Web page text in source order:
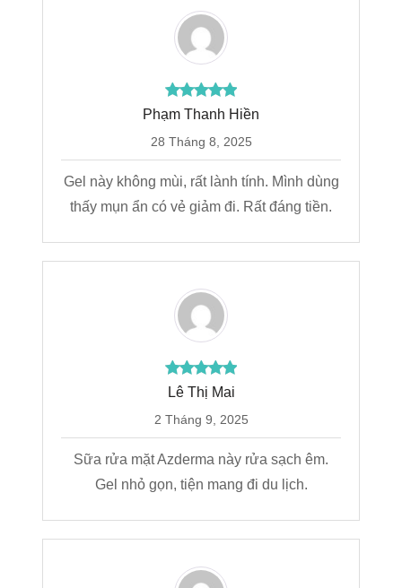
Phạm Thanh Hiền
28 Tháng 8, 2025
Gel này không mùi, rất lành tính. Mình dùng
thấy mụn ẩn có vẻ giảm đi. Rất đáng tiền.
Lê Thị Mai
2 Tháng 9, 2025
Sữa rửa mặt Azderma này rửa sạch êm.
Gel nhỏ gọn, tiện mang đi du lịch.